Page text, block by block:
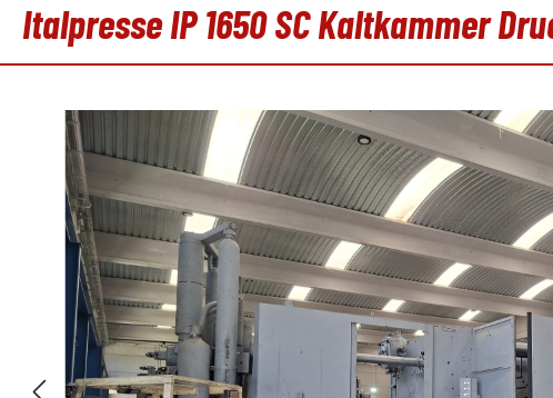
Italpresse IP 1650 SC Kaltkammer
Bildergalerie überspringen